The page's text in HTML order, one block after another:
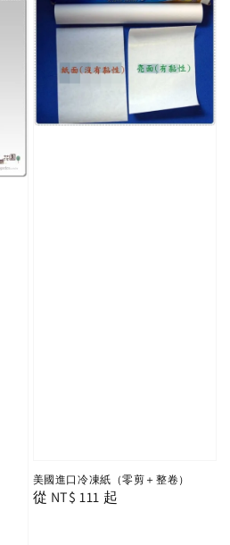
美國進口冷凍紙（零剪＋整卷）
Regular
從 NT$ 111 起